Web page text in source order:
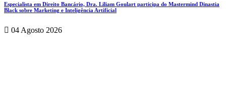
Especialista em Direito Bancário, Dra. Liliam Goulart participa do Mastermind Dinastia
Black sobre Marketing e Inteligência Artificial
04 Agosto 2026